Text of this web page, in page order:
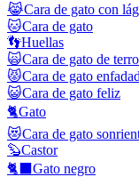
😹Cara de gato con
🐱Cara de gato
👣Huellas
🙀Cara de gato de
😾Cara de gato
😺Cara de gato feliz
🐈Gato
😻Cara de gato
🦫Castor
🐈‍⬛ Gato negro